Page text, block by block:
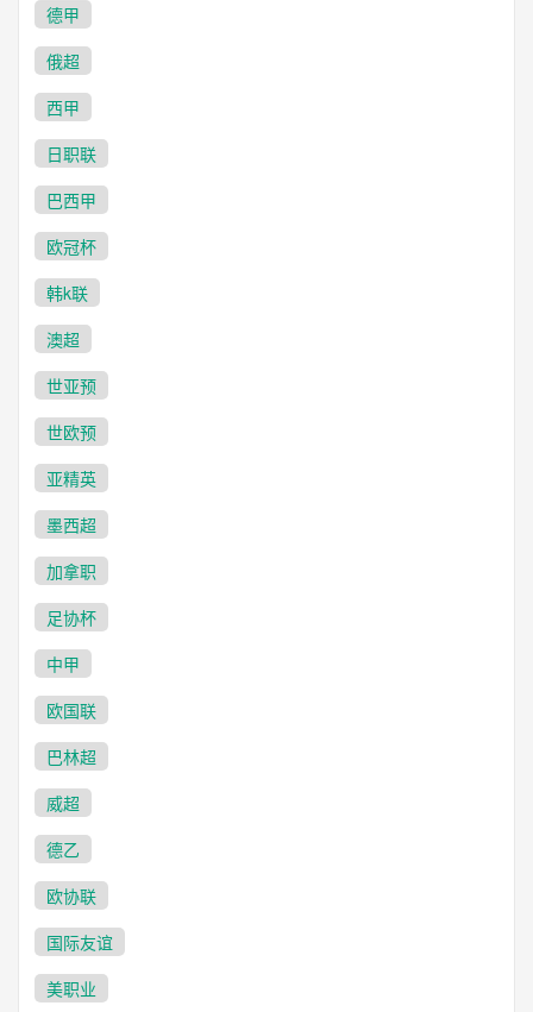
德甲
俄超
西甲
日职联
巴西甲
欧冠杯
韩k联
澳超
世亚预
世欧预
亚精英
墨西超
加拿职
足协杯
中甲
欧国联
巴林超
威超
德乙
欧协联
国际友谊
美职业